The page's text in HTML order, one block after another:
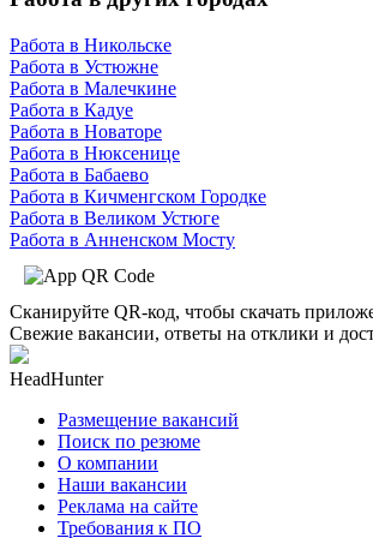
Работа в Никольске
Работа в Устюжне
Работа в Малечкине
Работа в Кадуе
Работа в Новаторе
Работа в Нюксенице
Работа в Бабаево
Работа в Кичменгском Городке
Работа в Великом Устюге
Работа в Анненском Мосту
Сканируйте QR-код, чтобы скачать
Свежие вакансии, ответы на отклики и
HeadHunter
Размещение вакансий
Поиск по резюме
О компании
Наши вакансии
Реклама на сайте
Требования к ПО